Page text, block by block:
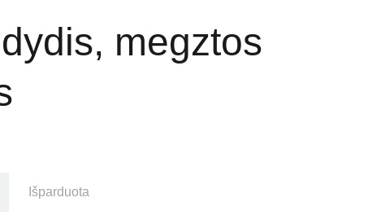
megztos
Išparduota